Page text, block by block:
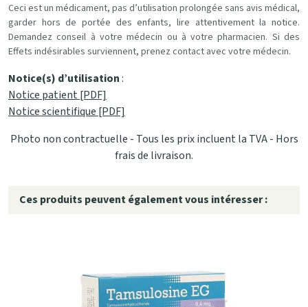
Ceci est un médicament, pas d’utilisation prolongée sans avis médical,
garder hors de portée des enfants, lire attentivement la notice.
Demandez conseil à votre médecin ou à votre pharmacien. Si des
Effets indésirables surviennent, prenez contact avec votre médecin.
Notice(s) d’utilisation:
Notice patient [PDF]
Notice scientifique [PDF]
Photo non contractuelle - Tous les prix incluent la TVA - Hors
frais de livraison.
Ces produits peuvent également vous intéresser :